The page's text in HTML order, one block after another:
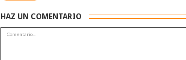
HAZ UN COMENTARIO